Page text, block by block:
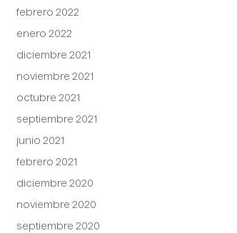
febrero 2022
enero 2022
diciembre 2021
noviembre 2021
octubre 2021
septiembre 2021
junio 2021
febrero 2021
diciembre 2020
noviembre 2020
septiembre 2020